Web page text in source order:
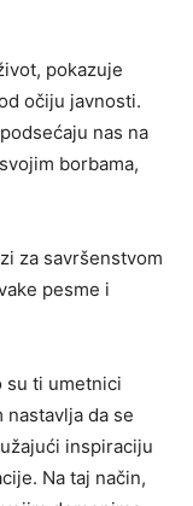
pokazuje
očiju javnosti.
nas na
borbama,
za savršenstvom
pesme i
su ti umetnici
nastavlja da se
inspiraciju
Na taj način,